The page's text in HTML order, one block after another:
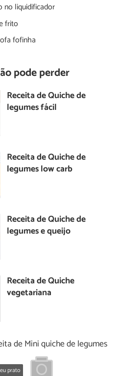
no liquidificador
frito
fofinha
pode perder
Receita de Quiche de
legumes fácil
Receita de Quiche de
legumes low carb
Receita de Quiche de
legumes e queijo
Receita de Quiche
vegetariana
de Mini quiche de legumes
prato